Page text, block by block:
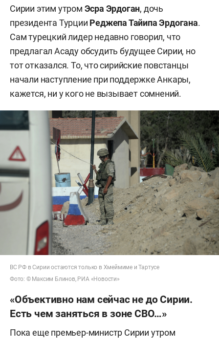
Сирии этим утром Эсра Эрдоган, дочь
президента Турции Реджепа Тайипа Эрдогана.
Сам турецкий лидер недавно говорил, что
предлагал Асаду обсудить будущее Сирии, но
тот отказался. То, что сирийские повстанцы
начали наступление при поддержке Анкары,
кажется, ни у кого не вызывает сомнений.
ВС РФ в Сирии остаются только в Хмеймиме и Тартусе
Фото: © Максим Блинов, РИА «Новости»
«Объективно нам сейчас не до Сирии.
Есть чем заняться в зоне СВО…»
Пока еще премьер-министр Сирии утром